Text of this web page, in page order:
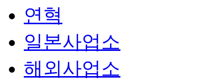
연혁
일본사업소
해외사업소